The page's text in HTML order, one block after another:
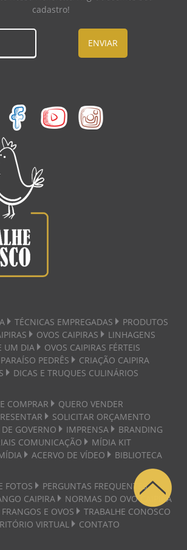
cadastro!
ENVIAR
TÉCNICAS EMPREGADAS
PRODUTOS
OVOS CAIPIRAS
LINHAGENS
UM DIA
OVOS CAIPIRAS FÉRTEIS
PEDRÊS
CRIAÇÃO CAIPIRA
DICAS E TRUQUES CULINÁRIOS
COMPRAR
QUERO VENDER
SOLICITAR ORÇAMENTO
GOVERNO
IMPRENSA
BRANDING
COMUNICAÇÃO
MÍDIA KIT
ACERVO DE VÍDEO BIBLIOTECA
FOTOS
PERGUNTAS FREQUENTES
CAIPIRA
NORMAS DO OVO CAIPIRA
E OVOS
TRABALHE CONOSCO
VIRTUAL
CONTATO